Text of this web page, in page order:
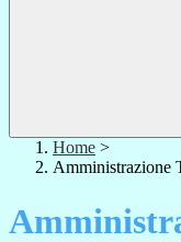
Home >
Amministrazione